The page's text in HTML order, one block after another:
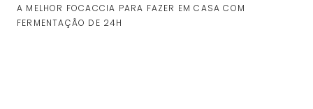
A MELHOR FOCACCIA PARA FAZER EM CASA COM
FERMENTAÇÃO DE 24H